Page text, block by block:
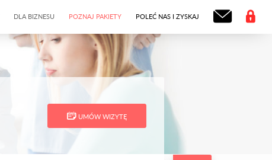
DLA BIZNESU POZNAJ PAKIETY POLEĆ NAS I ZYSKAJ
UMÓW WIZYTĘ